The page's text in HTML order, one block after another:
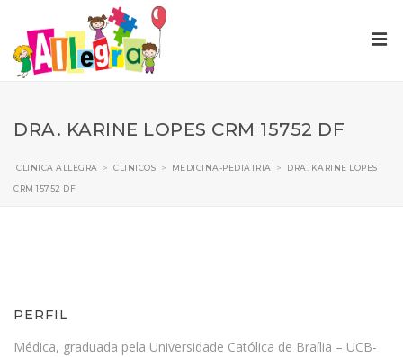
DRA. KARINE LOPES CRM 15752 DF
CLINICA ALLEGRA > CLINICOS > MEDICINA-PEDIATRIA > DRA. KARINE LOPES
CRM 15752 DF
PERFIL
Médica, graduada pela Universidade Católica de Braília – UCB-